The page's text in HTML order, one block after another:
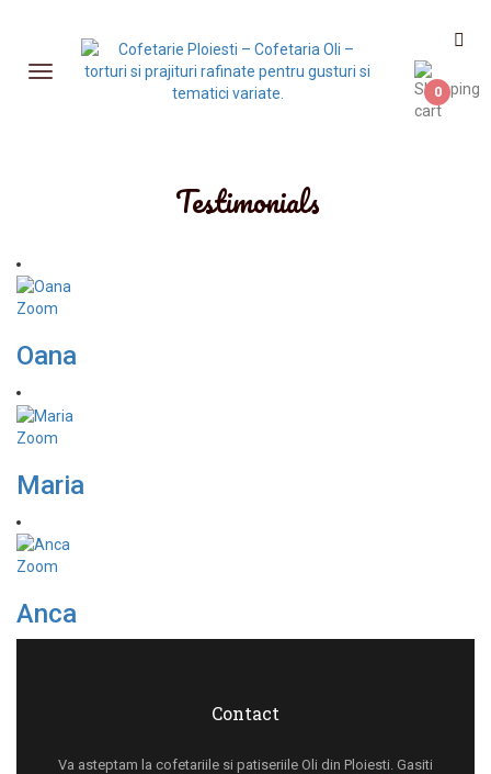
0
Testimonials
Zoom
Oana
Zoom
Maria
Zoom
Anca
Contact
Va asteptam la cofetariile si patiseriile Oli din Ploiesti. Gasiti